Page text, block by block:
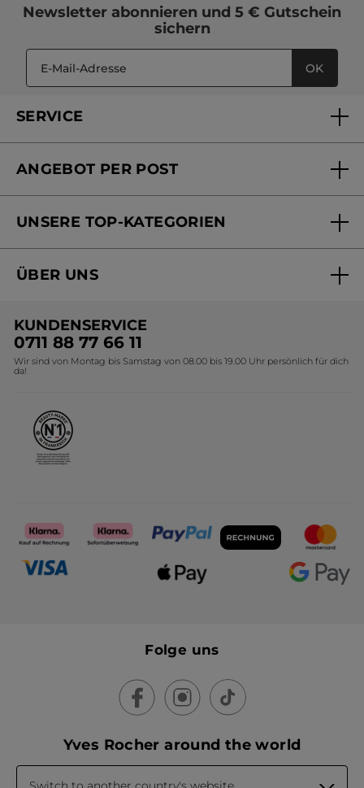
Newsletter abonnieren und 5 € Gutschein
sichern
OK
SERVICE
Mein Konto
Online Preisliste
ANGEBOT PER POST
Versandhandel Preisliste
UNSERE TOP-KATEGORIEN
Black Friday Yves Rocher
Geschenkideen Yves Rocher
Kollektion Monoi Yves Rocher
ÜBER UNS
Umweltstiftung YR
Affiliate Programm
KUNDENSERVICE
0711 88 77 66 11
Wir sind von Montag bis Samstag von 08.00 bis 19.00 Uhr persönlich für dich
da!
Folge uns
Yves Rocher around the world